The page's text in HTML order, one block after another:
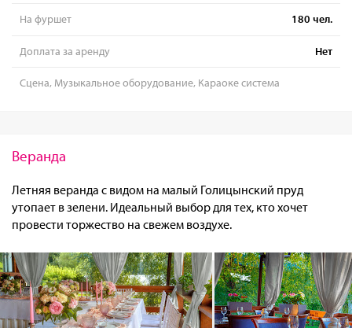
На фуршет 180 чел.
Доплата за аренду Нет
Сцена, Музыкальное оборудование, Караоке система
Веранда
Летняя веранда с видом на малый Голицынский пруд
утопает в зелени. Идеальный выбор для тех, кто хочет
провести торжество на свежем воздухе.